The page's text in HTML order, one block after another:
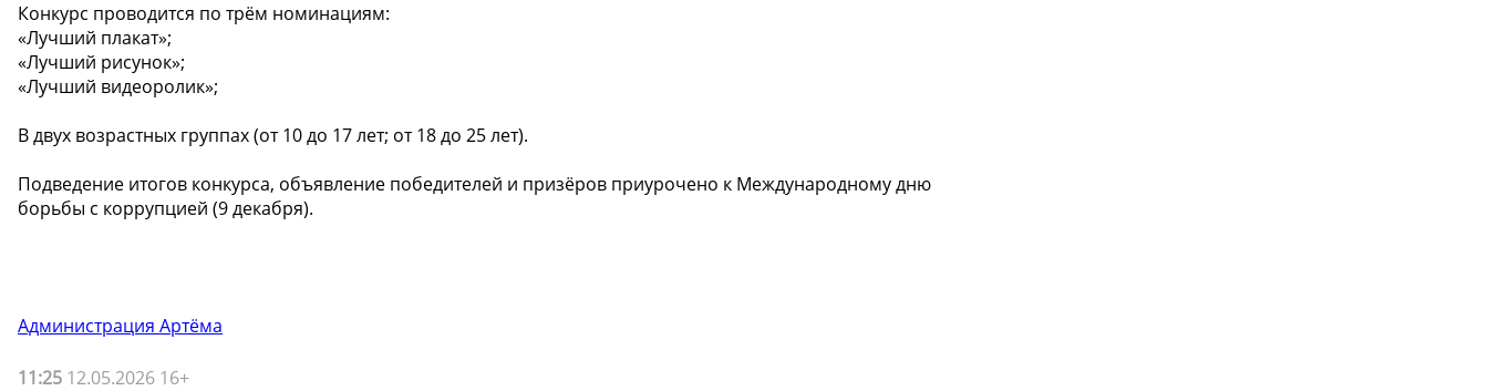
Конкурс проводится по трём номинациям:
«Лучший плакат»;
«Лучший рисунок»;
«Лучший видеоролик»;
В двух возрастных группах (от 10 до 17 лет; от 18 до 25 лет).
Подведение итогов конкурса, объявление победителей и призёров приурочено к Международному дню
борьбы с коррупцией (9 декабря).
Администрация Артёма
11:25 12.05.2026 16+